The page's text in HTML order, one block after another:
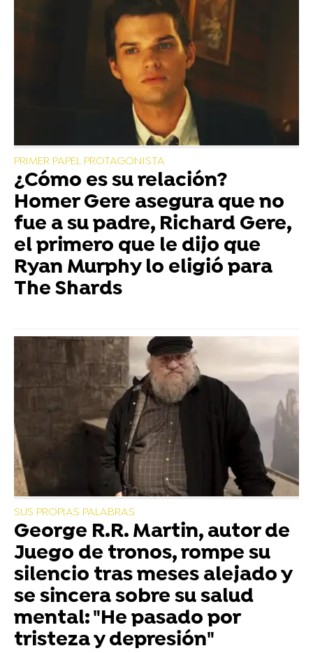
PRIMER PAPEL PROTAGONISTA
¿Cómo es su relación?
Homer Gere asegura que no
fue a su padre, Richard Gere,
el primero que le dijo que
Ryan Murphy lo eligió para
The Shards
SUS PROPIAS PALABRAS
George R.R. Martin, autor de
Juego de tronos, rompe su
silencio tras meses alejado y
se sincera sobre su salud
mental: "He pasado por
tristeza y depresión"